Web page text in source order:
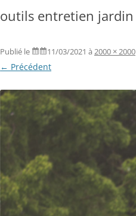
outils entretien jardin
Publié le 11/03/2021 à 2000 × 2000
← Précédent